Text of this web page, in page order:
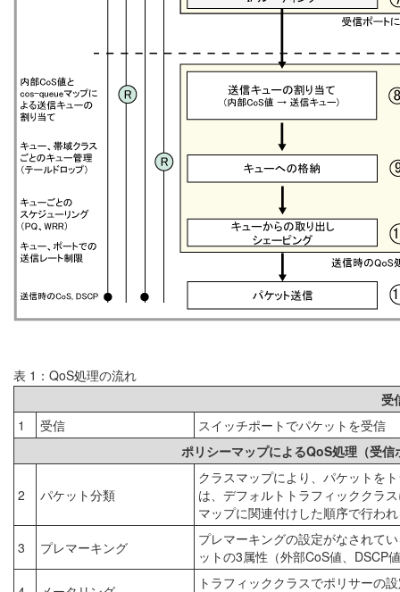
表 1：QoS処理の流れ
受
1
受信
スイッチポートでパケットを受信
ポリシーマップによるQoS処理（受
2 パケット分類
クラスマップにより、パケットを
は、デフォルトトラフィッククラ
マップに関連付けした順序で行わ
3
プレマーキング
プレマーキングの設定がなされて
ットの3属性（外部CoS値、DSCP
トラフィッククラスでポリサーの